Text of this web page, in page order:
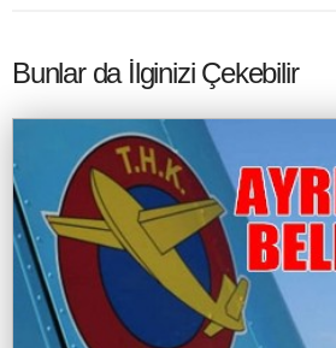
Bunlar da İlginizi Çekebilir